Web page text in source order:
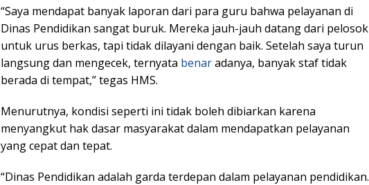
“Saya mendapat banyak laporan dari para guru bahwa pelayanan di
Dinas Pendidikan sangat buruk. Mereka jauh-jauh datang dari pelosok
untuk urus berkas, tapi tidak dilayani dengan baik. Setelah saya turun
langsung dan mengecek, ternyata benaradanya, banyak staf tidak
berada di tempat,” tegas HMS.
Menurutnya, kondisi seperti ini tidak boleh dibiarkan karena
menyangkut hak dasar masyarakat dalam mendapatkan pelayanan
yang cepat dan tepat.
“Dinas Pendidikan adalah garda terdepan dalam pelayanan pendidikan.